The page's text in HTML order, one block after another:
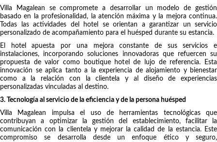
Villa Magalean se compromete a desarrollar un modelo de gestión
basado en la profesionalidad, la atención máxima y la mejora continua.
Todas las actividades del hotel se orientan a garantizar un servicio
personalizado de acompañamiento para el huésped durante su estancia.
El hotel apuesta por una mejora constante de sus servicios e
instalaciones, incorporando soluciones innovadoras que refuercen su
propuesta de valor como boutique hotel de lujo de referencia. Esta
innovación se aplica tanto a la experiencia de alojamiento y bienestar
como a la relación con la clientela y al diseño de experiencias
personalizadas vinculadas al destino.
3. Tecnología al servicio de la eficiencia y de la persona huésped
Villa Magalean impulsa el uso de herramientas tecnológicas que
contribuyan a optimizar la gestión del establecimiento, facilitar la
comunicación con la clientela y mejorar la calidad de la estancia. Este
compromiso se desarrolla desde un enfoque ético y seguro,